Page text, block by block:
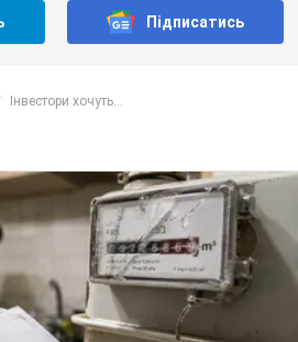
Підписатись
Інвестори хочуть...